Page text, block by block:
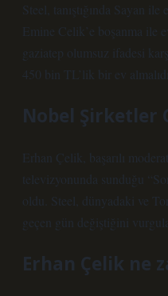
Steel, tanıştığında Sayan
Emine Celik’e boşanma ile
gaziatep olumsuz ifadesi
450 bin TL’lik bir ev almalıdır.
Nobel Şirketler
Erhan Çelik, başarılı
televizyonunda sunduğu
oldu. Steel, dünyadaki ve
geçen gün değiştiğini
Erhan Çelik ne